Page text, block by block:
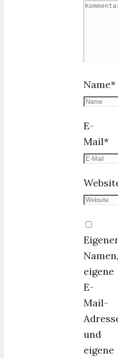
Name*
E-
Mail*
Namen,
eigene
E-
Mail-
und
eigene